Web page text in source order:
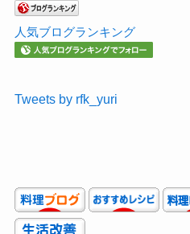
人気ブログランキング
Tweets by rfk_yuri